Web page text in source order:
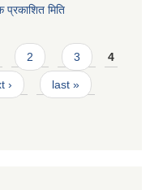
मिति
2 3 4
› last »